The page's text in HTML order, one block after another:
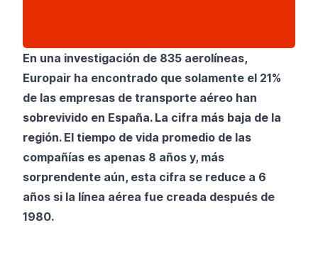
En una investigación de 835 aerolíneas,
Europair ha encontrado que solamente el 21%
de las empresas de transporte aéreo han
sobrevivido en España. La cifra más baja de la
región. El tiempo de vida promedio de las
compañías es apenas 8 años y, más
sorprendente aún, esta cifra se reduce a 6
años si la línea aérea fue creada después de
1980.